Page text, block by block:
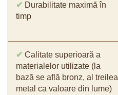
✔ Durabilitate maximă în
timp
✔ Calitate superioară a
materialelor utilizate (la
bază se află bronz, al treilea
metal ca valoare din lume)